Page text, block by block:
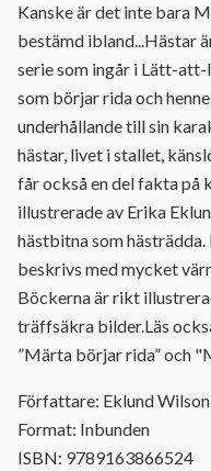
Kanske är det inte bara
bestämd ibland...Hästar
serie som ingår i Lätt-
som börjar rida och
underhållande till sin
hästar, livet i stallet,
får också en del fakta på
illustrerade av Erika
hästbitna som
beskrivs med mycket
Böckerna är rikt
träffsäkra bilder.Läs
”Märta börjar rida” och
Författare: Eklund
Format: Inbunden
ISBN: 9789163866524